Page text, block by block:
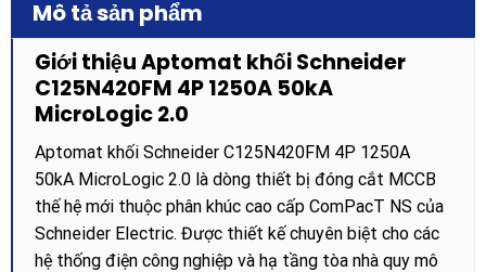
Mô tả sản phẩm
Giới thiệu Aptomat khối Schneider
C125N420FM 4P 1250A 50kA
MicroLogic 2.0
Aptomat khối Schneider C125N420FM 4P 1250A
50kA MicroLogic 2.0 là dòng thiết bị đóng cắt MCCB
thế hệ mới thuộc phân khúc cao cấp ComPacT NS của
Schneider Electric. Được thiết kế chuyên biệt cho các
hệ thống điện công nghiệp và hạ tầng tòa nhà quy mô